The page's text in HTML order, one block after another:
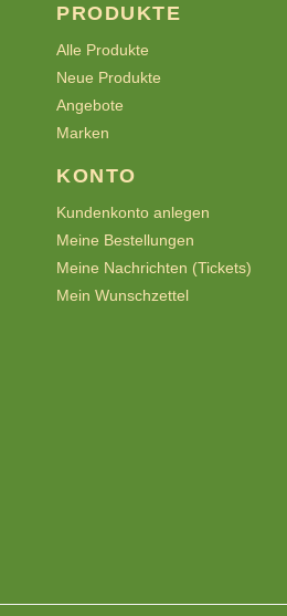
PRODUKTE
Alle Produkte
Neue Produkte
Angebote
Marken
KONTO
Kundenkonto anlegen
Meine Bestellungen
Meine Nachrichten (Tickets)
Mein Wunschzettel